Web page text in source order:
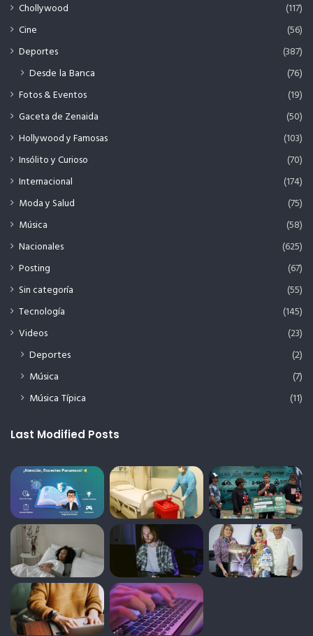
Chollywood
(117)
Cine
(56)
Deportes
(387)
Desde la Banca (76)
Fotos & Eventos
(19)
Gaceta de Zenaida
(50)
Hollywood y Famosas
(103)
Insólito y Curioso
(70)
Internacional
(174)
Moda y Salud
(75)
Música
(58)
Nacionales
(625)
Posting
(67)
Sin categoría
(55)
Tecnología
(145)
Videos
(23)
Deportes
(2)
Música
(7)
Música Típica
(11)
Last Modified Posts